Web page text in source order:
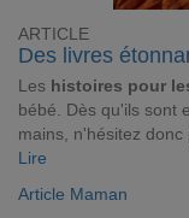
ARTICLE
Des livres
Les histoires pour
bébé. Dès qu'ils sont
mains, n'hésitez
Lire
Article Maman